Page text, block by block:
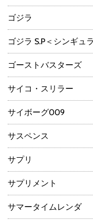
ゴジラ
ゴジラ S.P＜シンギュ
ゴーストバスターズ
サイコ・スリラー
サイボーグ009
サスペンス
サプリ
サプリメント
サマータイムレンダ